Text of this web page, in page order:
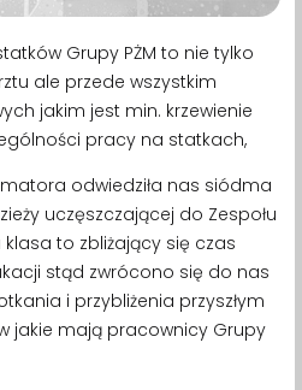
Grupy PŻM to nie tylko
ale przede wszystkim
jakim jest min. krzewienie
pracy na statkach,
odwiedziła nas siódma
uczęszczającej do Zespołu
klasa to zbliżający się czas
stąd zwrócono się do nas
i przybliżenia przyszłym
jakie mają pracownicy Grupy